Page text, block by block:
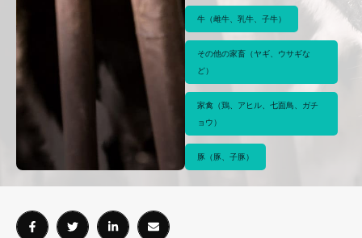
牛（雌牛、乳牛、子牛）
その他の家畜（ヤギ、ウサギな
ど）
家禽（鶏、アヒル、七面鳥、ガチ
ョウ）
豚（豚、子豚）